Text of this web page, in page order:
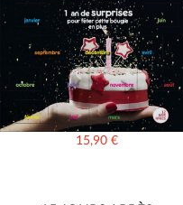
15,90€